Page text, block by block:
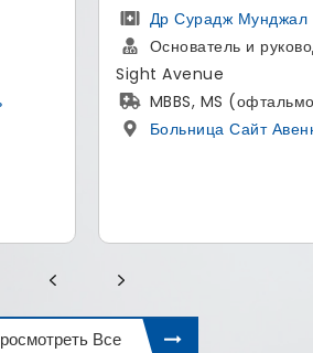
- The
Др Хитэш Гарг
Ортопед и хирург
МS - ортопедии,
хирургии позвоночника,
по педиатрии,
Все